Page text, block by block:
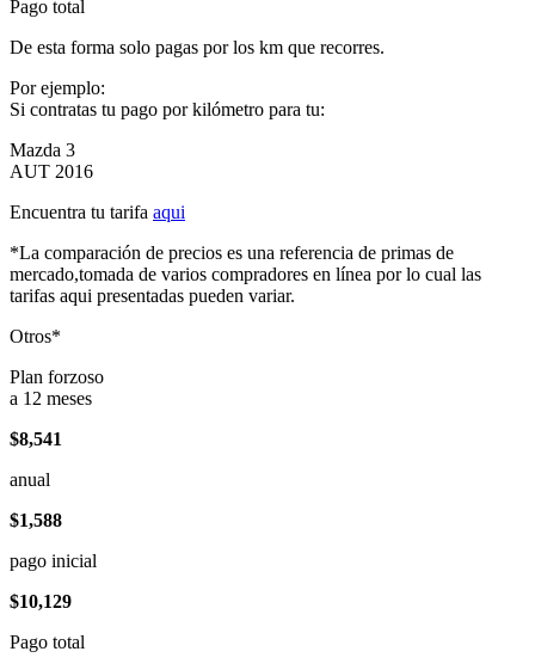
Pago total
De esta forma solo pagas por los km que recorres.
Por ejemplo:
Si contratas tu pago por kilómetro para tu:
Mazda 3
AUT 2016
Encuentra tu tarifa aqui
*La comparación de precios es una referencia de primas de
mercado,tomada de varios compradores en línea por lo cual las
tarifas aqui presentadas pueden variar.
Otros*
Plan forzoso
a 12 meses
$8,541
anual
$1,588
pago inicial
$10,129
Pago total